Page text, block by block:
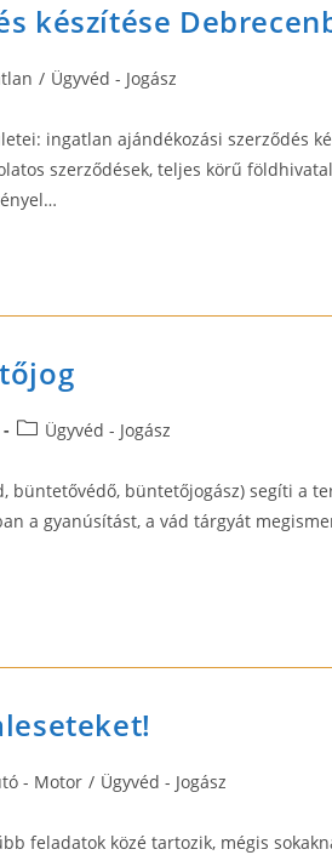
készítése
/ Ügyvéd - Jogász
ingatlan ajándékozási szerződés
szerződések, teljes körű
PostÜgyvéd - Jogász
büntetővédő, büntetőjogász) segíti a
a gyanúsítást, a vád tárgyát
- Motor / Ügyvéd - Jogász
feladatok közé tartozik, mégis